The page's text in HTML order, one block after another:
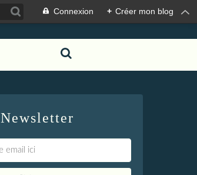
Connexion + Créer mon blog
Newsletter